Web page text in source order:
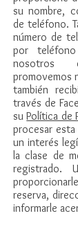
su nombre,
de teléfono.
número de
por
nosotros
promovemos
también
través de
suPolítica de
procesar
un interés
la clase de
registrado.
reserva,
informarle